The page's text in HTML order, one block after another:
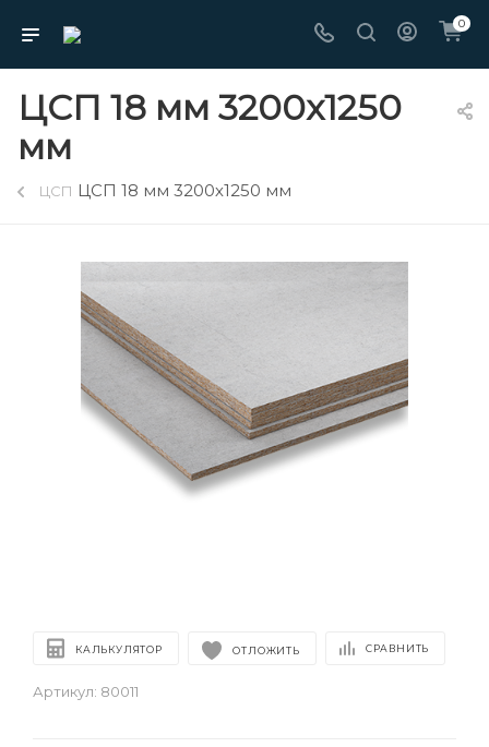
0
ЦСП 18 мм 3200х1250
мм
ЦСП ЦСП 18 мм 3200х1250 мм
КАЛЬКУЛЯТОР ОТЛОЖИТЬ СРАВНИТЬ
Артикул: 80011